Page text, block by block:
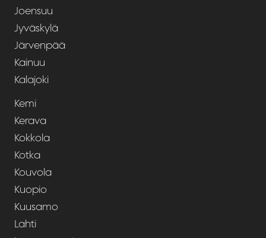
Joensuu
Jyväskylä
Järvenpää
Kainuu
Kalajoki
Kemi
Kerava
Kokkola
Kotka
Kouvola
Kuopio
Kuusamo
Lahti